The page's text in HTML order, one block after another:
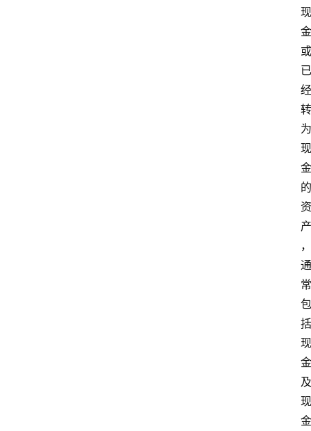
现
金
或
已
经
转
为
现
金
的
资
产
，
通
常
包
括
现
金
及
现
金